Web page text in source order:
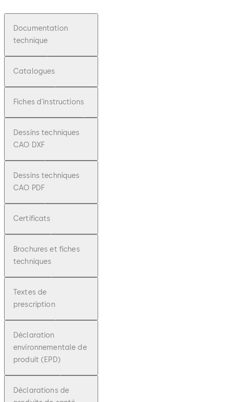
Documentation
technique
Catalogues
Fiches d'instructions
Dessins techniques
CAO DXF
Dessins techniques
CAO PDF
Certificats
Brochures et fiches
techniques
Textes de
prescription
Déclaration
environnementale de
produit (EPD)
Déclarations de